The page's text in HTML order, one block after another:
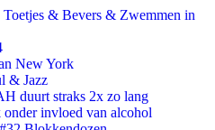
& Bevers & Zwemmen in
New York
& Jazz
duurt straks 2x zo lang
invloed van alcohol